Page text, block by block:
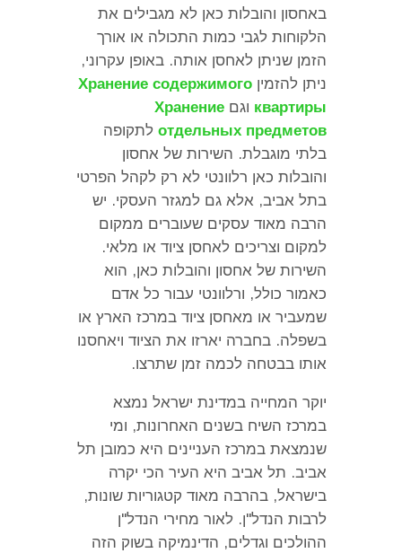
באחסון והובלות כאן לא מגבילים את
הלקוחות לגבי כמות התכולה או אורך
הזמן שניתן לאחסן אותה. באופן עקרוני,
ניתן להזמין Хранение содержимого
квартиры וגם Хранение
отдельных предметов לתקופה
בלתי מוגבלת. השירות של אחסון
והובלות כאן רלוונטי לא רק לקהל הפרטי
בתל אביב, אלא גם למגזר העסקי. יש
הרבה מאוד עסקים שעוברים ממקום
למקום וצריכים לאחסן ציוד או מלאי.
השירות של אחסון והובלות כאן, הוא
כאמור כולל, ורלוונטי עבור כל אדם
שמעביר או מאחסן ציוד במרכז הארץ או
בשפלה. בחברה יארזו את הציוד ויאחסנו
אותו בבטחה לכמה זמן שתרצו.
יוקר המחייה במדינת ישראל נמצא
במרכז השיח בשנים האחרונות, ומי
שנמצאת במרכז העניינים היא כמובן תל
אביב. תל אביב היא העיר הכי יקרה
בישראל, בהרבה מאוד קטגוריות שונות,
לרבות הנדל"ן. לאור מחירי הנדל"ן
ההולכים וגדלים, הדינמיקה בשוק הזה